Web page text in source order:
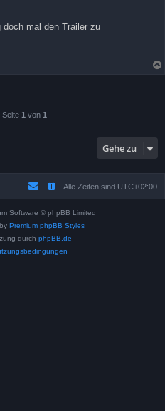
mal den Trailer zu
Seite 1 von 1
Gehe zu
Alle Zeiten sind UTC+02:00
Software © phpBB Limited
Premium phpBB Styles
durch phpBB.de